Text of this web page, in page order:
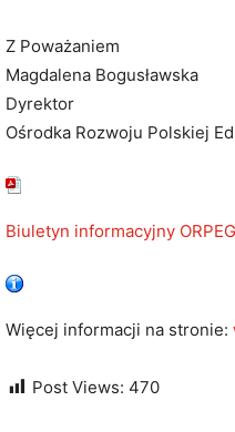
Z Poważaniem
Magdalena Bogusławska
Dyrektor
Ośrodka Rozwoju Polskiej
Biuletyn informacyjny ORPEG
Więcej informacji na stronie:
Post Views: 470